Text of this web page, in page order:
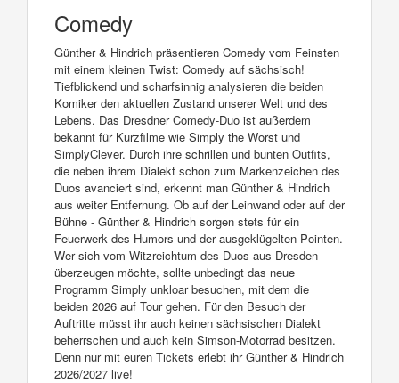
Comedy
Günther & Hindrich präsentieren Comedy vom Feinsten
mit einem kleinen Twist: Comedy auf sächsisch!
Tiefblickend und scharfsinnig analysieren die beiden
Komiker den aktuellen Zustand unserer Welt und des
Lebens. Das Dresdner Comedy-Duo ist außerdem
bekannt für Kurzfilme wie Simply the Worst und
SimplyClever. Durch ihre schrillen und bunten Outfits,
die neben ihrem Dialekt schon zum Markenzeichen des
Duos avanciert sind, erkennt man Günther & Hindrich
aus weiter Entfernung. Ob auf der Leinwand oder auf der
Bühne - Günther & Hindrich sorgen stets für ein
Feuerwerk des Humors und der ausgeklügelten Pointen.
Wer sich vom Witzreichtum des Duos aus Dresden
überzeugen möchte, sollte unbedingt das neue
Programm Simply unkloar besuchen, mit dem die
beiden 2026 auf Tour gehen. Für den Besuch der
Auftritte müsst ihr auch keinen sächsischen Dialekt
beherrschen und auch kein Simson-Motorrad besitzen.
Denn nur mit euren Tickets erlebt ihr Günther & Hindrich
2026/2027 live!